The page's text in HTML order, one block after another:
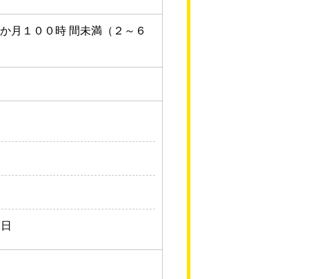
月１００時 間未満（２～６